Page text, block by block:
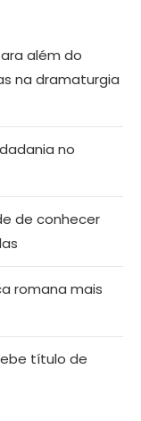
além do
na dramaturgia
no
de conhecer
romana mais
título de